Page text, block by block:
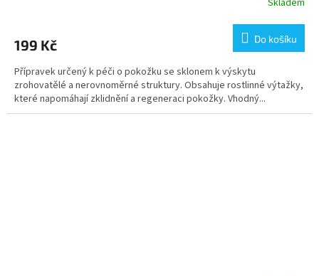
Skladem
199 Kč Do košíku
Přípravek určený k péči o pokožku se sklonem k výskytu
zrohovatělé a nerovnoměrné struktury. Obsahuje rostlinné výtažky,
které napomáhají zklidnění a regeneraci pokožky. Vhodný...